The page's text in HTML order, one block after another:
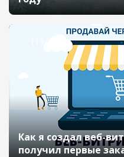
Как я создал веб-
получил первые